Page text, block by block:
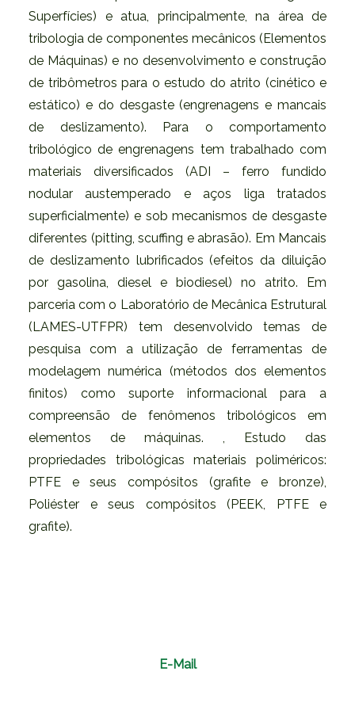
Superfícies) e atua, principalmente, na área de
tribologia de componentes mecânicos (Elementos
de Máquinas) e no desenvolvimento e construção
de tribômetros para o estudo do atrito (cinético e
estático) e do desgaste (engrenagens e mancais
de deslizamento). Para o comportamento
tribológico de engrenagens tem trabalhado com
materiais diversificados (ADI – ferro fundido
nodular austemperado e aços liga tratados
superficialmente) e sob mecanismos de desgaste
diferentes (pitting, scuffing e abrasão). Em Mancais
de deslizamento lubrificados (efeitos da diluição
por gasolina, diesel e biodiesel) no atrito. Em
parceria com o Laboratório de Mecânica Estrutural
(LAMES-UTFPR) tem desenvolvido temas de
pesquisa com a utilização de ferramentas de
modelagem numérica (métodos dos elementos
finitos) como suporte informacional para a
compreensão de fenômenos tribológicos em
elementos de máquinas. , Estudo das
propriedades tribológicas materiais poliméricos:
PTFE e seus compósitos (grafite e bronze),
Poliéster e seus compósitos (PEEK, PTFE e
grafite).
E-Mail